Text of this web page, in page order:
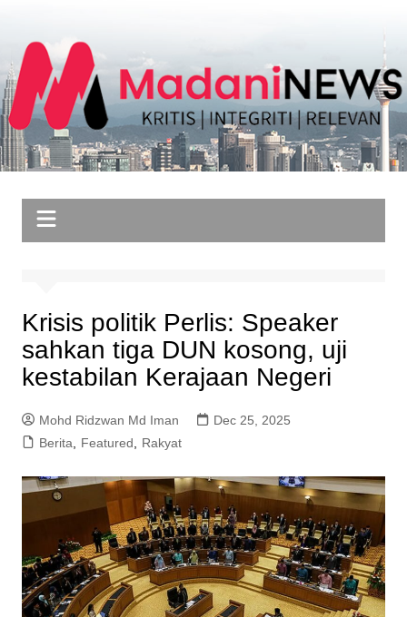
content
Krisis politik Perlis: Speaker
sahkan tiga DUN kosong, uji
kestabilan Kerajaan Negeri
Mohd Ridzwan Md Iman
Dec 25, 2025
Berita, Featured, Rakyat